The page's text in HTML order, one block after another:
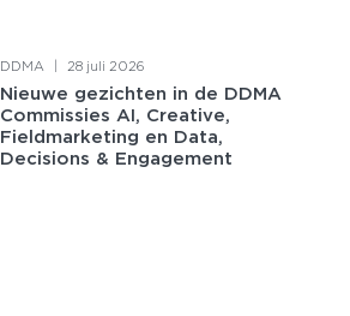
DDMA 28 juli 2026
Nieuwe gezichten in de DDMA
Commissies AI, Creative,
Fieldmarketing en Data,
Decisions & Engagement